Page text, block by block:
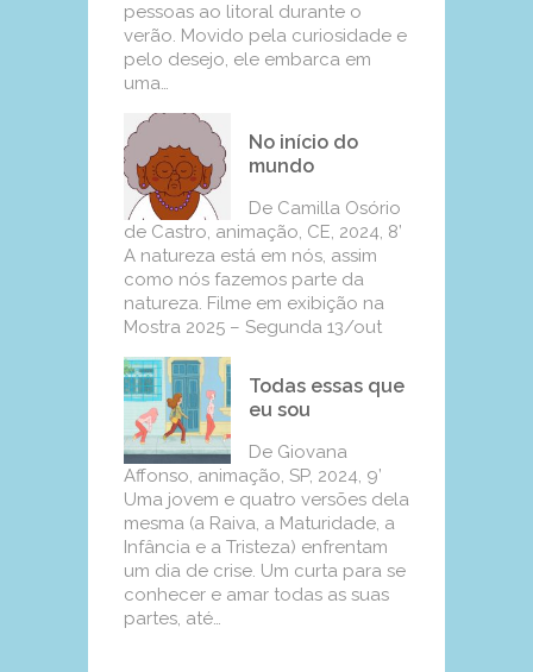
pessoas ao litoral durante o
verão. Movido pela curiosidade e
pelo desejo, ele embarca em
uma…
No início do
mundo
De Camilla Osório
de Castro, animação, CE, 2024, 8’
A natureza está em nós, assim
como nós fazemos parte da
natureza. Filme em exibição na
Mostra 2025 – Segunda 13/out
Todas essas que
eu sou
De Giovana
Affonso, animação, SP, 2024, 9’
Uma jovem e quatro versões dela
mesma (a Raiva, a Maturidade, a
Infância e a Tristeza) enfrentam
um dia de crise. Um curta para se
conhecer e amar todas as suas
partes, até…